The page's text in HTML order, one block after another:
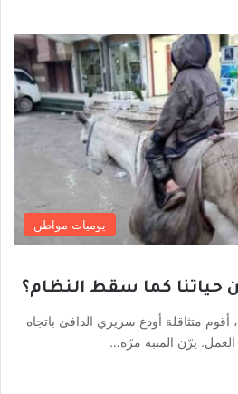
يوميات مواطن
كما سقط النظام؟
أقوم متثاقلة أودع سريري الدافئ باتجاه
العمل. يرّن المنبه مرّة…